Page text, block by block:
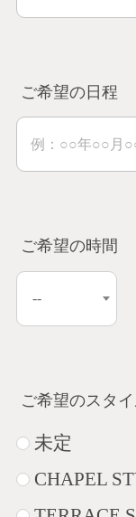
ご希望の日程
ご希望の時間
ご希望のスタ
未定
CHAPEL